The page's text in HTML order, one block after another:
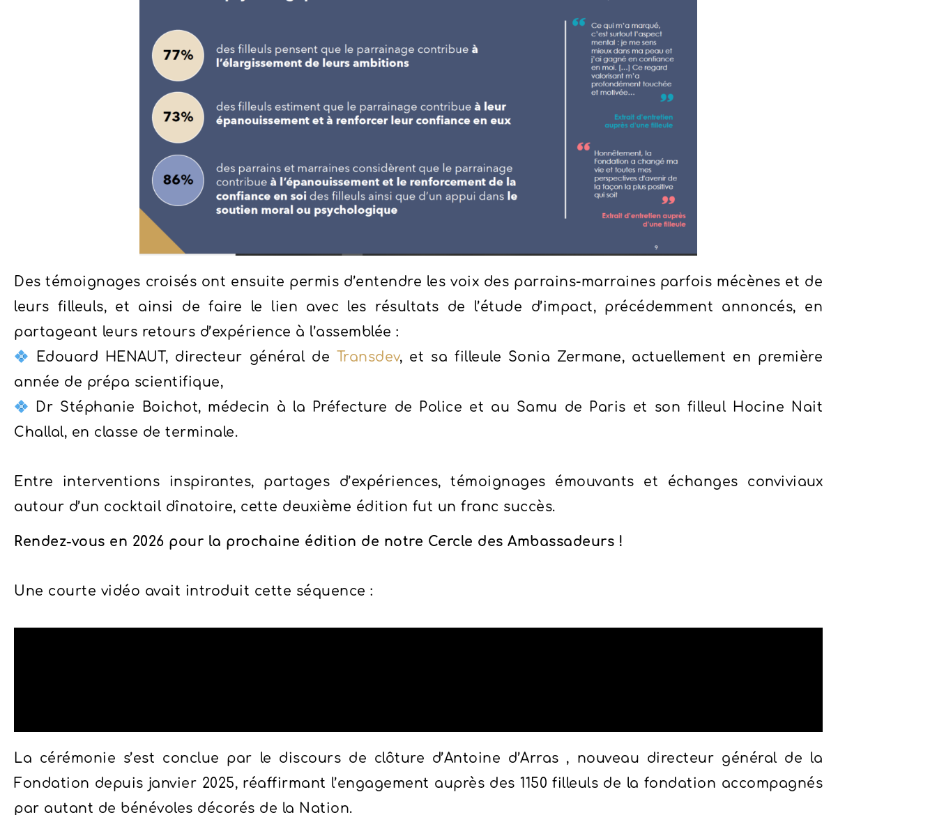
Des témoignages croisés ont ensuite permis d’entendre les voix des parrains-marraines parfois mécènes et de
leurs filleuls, et ainsi de faire le lien avec les résultats de l’étude d’impact, précédemment annoncés, en
partageant leurs retours d’expérience à l’assemblée :
Edouard HENAUT, directeur général de
Transdev, et sa filleule Sonia Zermane, actuellement en première
année de prépa scientifique,
Dr Stéphanie Boichot, médecin à la Préfecture de Police et au Samu de Paris et son filleul Hocine Nait
Challal, en classe de terminale.
Entre interventions inspirantes, partages d’expériences, témoignages émouvants et échanges conviviaux
autour d’un cocktail dînatoire, cette deuxième édition fut un franc succès.
Rendez-vous en 2026 pour la prochaine édition de notre Cercle des Ambassadeurs !
Une courte vidéo avait introduit cette séquence :
La cérémonie s’est conclue par le discours de clôture d’Antoine d’Arras , nouveau directeur général de la
Fondation depuis janvier 2025, réaffirmant l’engagement auprès des 1150 filleuls de la fondation accompagnés
par autant de bénévoles décorés de la Nation.